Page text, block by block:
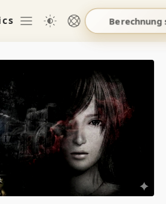
Berechnung